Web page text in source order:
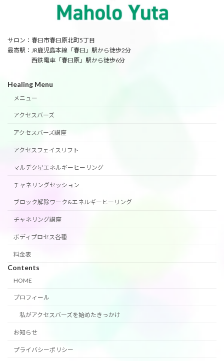
サロン：春日市春日原北町5丁目
最寄駅：JR鹿児島本線「春日」駅から徒歩2分
西鉄電車「春日原」駅から徒歩6分
Healing Menu
メニュー
アクセスバーズ
アクセスバーズ講座
アクセスフェイスリフト
マルデク星エネルギーヒーリング
チャネリングセッション
ブロック解除ワーク&エネルギーヒーリング
チャネリング講座
ボディプロセス各種
料金表
Contents
HOME
プロフィール
私がアクセスバーズを始めたきっかけ
お知らせ
プライバシーポリシー